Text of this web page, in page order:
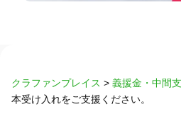
クラファンプレイス > 義援金・中間
本受け入れをご支援ください。